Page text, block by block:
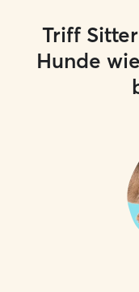
Triff
Hunde